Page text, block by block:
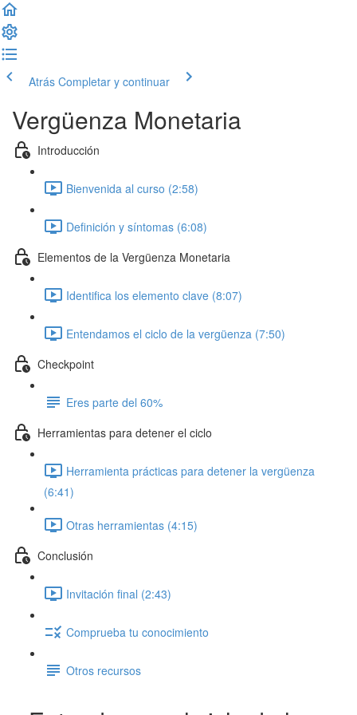
Atrás Completar y continuar
Vergüenza Monetaria
Introducción
Bienvenida al curso (2:58)
Definición y síntomas (6:08)
Elementos de la Vergüenza Monetaria
Identifica los elemento clave (8:07)
Entendamos el ciclo de la vergüenza (7:50)
Checkpoint
Eres parte del 60%
Herramientas para detener el ciclo
Herramienta prácticas para detener la vergüenza
(6:41)
Otras herramientas (4:15)
Conclusión
Invitación final (2:43)
Comprueba tu conocimiento
Otros recursos